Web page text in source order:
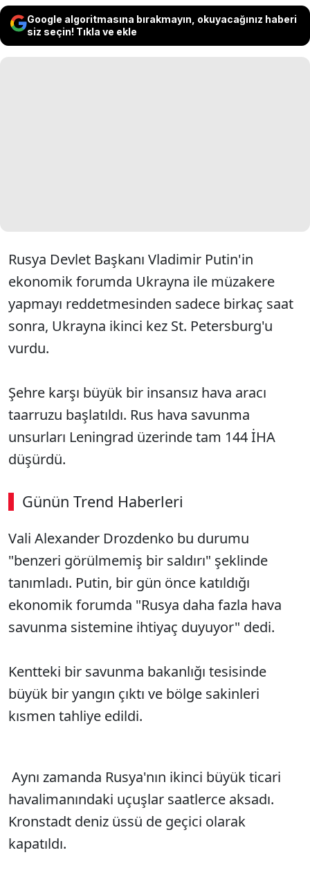
Google algoritmasına bırakmayın, okuyacağınız haberi
siz seçin! Tıkla ve ekle
Rusya Devlet Başkanı Vladimir Putin'in
ekonomik forumda Ukrayna ile müzakere
yapmayı reddetmesinden sadece birkaç saat
sonra, Ukrayna ikinci kez St. Petersburg'u
vurdu.
Şehre karşı büyük bir insansız hava aracı
taarruzu başlatıldı. Rus hava savunma
unsurları Leningrad üzerinde tam 144 İHA
düşürdü.
Günün Trend Haberleri
Vali Alexander Drozdenko bu durumu
"benzeri görülmemiş bir saldırı" şeklinde
tanımladı. Putin, bir gün önce katıldığı
ekonomik forumda "Rusya daha fazla hava
savunma sistemine ihtiyaç duyuyor" dedi.
Kentteki bir savunma bakanlığı tesisinde
büyük bir yangın çıktı ve bölge sakinleri
kısmen tahliye edildi.
Aynı zamanda Rusya'nın ikinci büyük ticari
havalimanındaki uçuşlar saatlerce aksadı.
Kronstadt deniz üssü de geçici olarak
kapatıldı.